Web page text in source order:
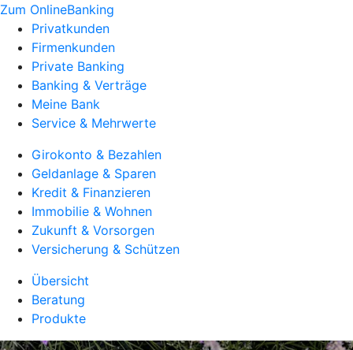
Zum OnlineBanking
Privatkunden
Firmenkunden
Private Banking
Banking & Verträge
Meine Bank
Service & Mehrwerte
Girokonto & Bezahlen
Geldanlage & Sparen
Kredit & Finanzieren
Immobilie & Wohnen
Zukunft & Vorsorgen
Versicherung & Schützen
Übersicht
Beratung
Produkte